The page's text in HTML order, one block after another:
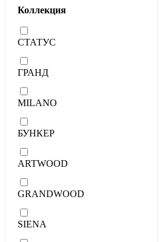
Коллекция
СТАТУС
ГРАНД
MILANO
БУНКЕР
ARTWOOD
GRANDWOOD
SIENA